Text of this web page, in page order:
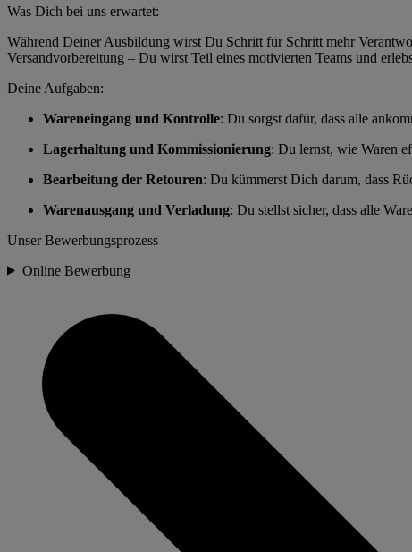
Was Dich bei uns erwartet:
Während Deiner Ausbildung wirst Du Schritt für Schritt mehr
Versandvorbereitung – Du wirst Teil eines motivierten Teams und
Deine Aufgaben:
Wareneingang und Kontrolle: Du sorgst dafür, dass alle
Lagerhaltung und Kommissionierung: Du lernst, wie Waren
Bearbeitung der Retouren: Du kümmerst Dich darum, dass
Warenausgang und Verladung: Du stellst sicher, dass alle
Unser Bewerbungsprozess
Online Bewerbung